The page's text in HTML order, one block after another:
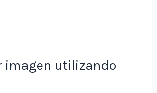
imagen utilizando